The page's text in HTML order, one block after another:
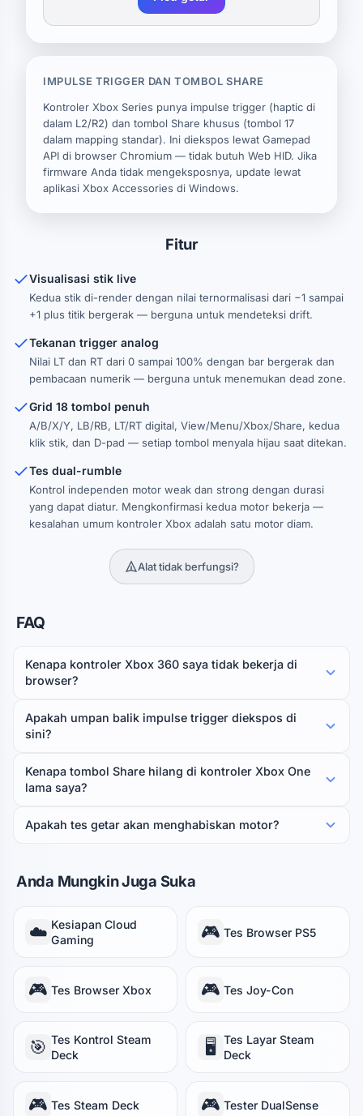
IMPULSE TRIGGER DAN TOMBOL SHARE
Kontroler Xbox Series punya impulse trigger (haptic di
dalam L2/R2) dan tombol Share khusus (tombol 17
dalam mapping standar). Ini diekspos lewat Gamepad
API di browser Chromium — tidak butuh Web HID. Jika
firmware Anda tidak mengeksposnya, update lewat
aplikasi Xbox Accessories di Windows.
Fitur
Visualisasi stik live
Kedua stik di-render dengan nilai ternormalisasi dari −1 sampai
+1 plus titik bergerak — berguna untuk mendeteksi drift.
Tekanan trigger analog
Nilai LT dan RT dari 0 sampai 100% dengan bar bergerak dan
pembacaan numerik — berguna untuk menemukan dead zone.
Grid 18 tombol penuh
A/B/X/Y, LB/RB, LT/RT digital, View/Menu/Xbox/Share, kedua
klik stik, dan D-pad — setiap tombol menyala hijau saat ditekan.
Tes dual-rumble
Kontrol independen motor weak dan strong dengan durasi
yang dapat diatur. Mengkonfirmasi kedua motor bekerja —
kesalahan umum kontroler Xbox adalah satu motor diam.
Alat tidak berfungsi?
FAQ
Kenapa kontroler Xbox 360 saya tidak bekerja di
browser?
Apakah umpan balik impulse trigger diekspos di
sini?
Kenapa tombol Share hilang di kontroler Xbox One
lama saya?
Apakah tes getar akan menghabiskan motor?
Anda Mungkin Juga Suka
☁️ Kesiapan Cloud
Gaming
🎮 Tes Browser PS5
🎮 Tes Browser Xbox 🎮 Tes Joy-Con
🎯 Tes Kontrol Steam
Deck
🖥️
Tes Layar Steam
Deck
🎮 Tes Steam Deck 🎮 Tester DualSense